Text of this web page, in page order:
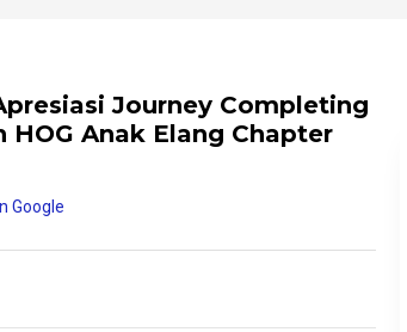
Journey Completing
HOG Anak Elang Chapter
Google